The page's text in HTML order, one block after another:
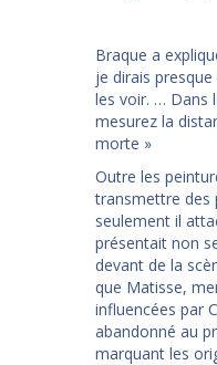
Braque a
je dirais
les voir. … Dans
mesurez la
morte »
Outre les
transmettre des
seulement il
présentait non
devant de la
que Matisse,
influencées par
abandonné au
marquant les